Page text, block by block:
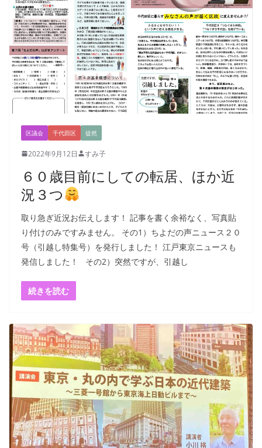
区議会 千代田区 徒然
2022年9月12日 すみ子
６０歳目前にしての転居、ほか近
況３つ
取り急ぎ近況お伝えします！ 記事を書く余裕なく、写真貼
り付けのみですみません。 その1）ちよだの声ニュース２０
号（引越し特集号）を発行しました！ 江戸東京ニュースも
発信しました！ その2）突然ですが、引越し
続きを読む